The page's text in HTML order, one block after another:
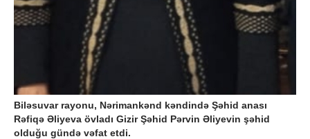
Biləsuvar rayonu, Nərimankənd kəndində Şəhid anası
Rəfiqə Əliyeva övladı Gizir Şəhid Pərvin Əliyevin şəhid
olduğu gündə vəfat etdi.